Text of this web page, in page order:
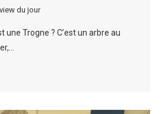
du jour
une Trogne ? C’est un arbre au